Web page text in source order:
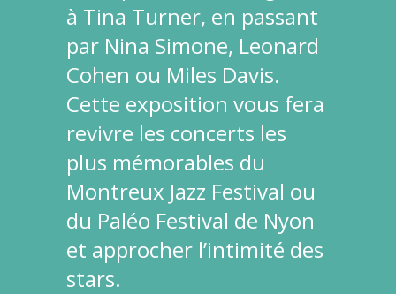
à Tina Turner, en passant
par Nina Simone, Leonard
Cohen ou Miles Davis.
Cette exposition vous fera
revivre les concerts les
plus mémorables du
Montreux Jazz Festival ou
du Paléo Festival de Nyon
et approcher l’intimité des
stars.